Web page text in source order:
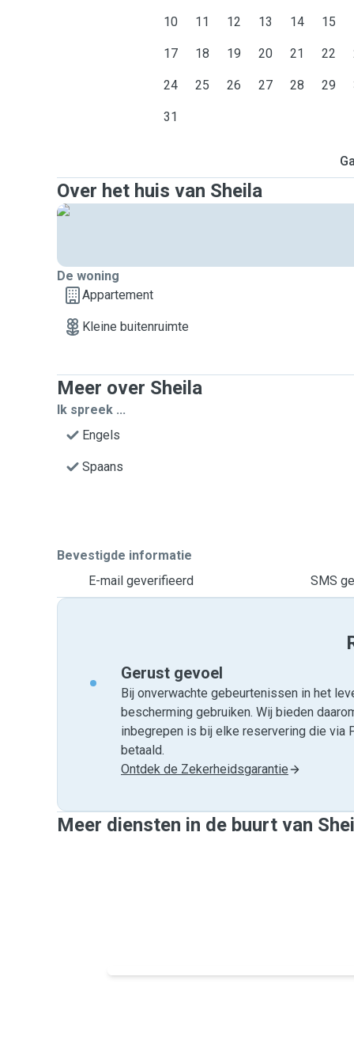
10 11 12 13 14 15
17 18 19 20 21 22
24 25 26 27 28 29
31
Over het huis van Sheila
De woning
Appartement
Kleine buitenruimte
Meer over Sheila
Ik spreek ...
Engels
Spaans
Bevestigde informatie
E-mail geverifieerd
SMS
Gerust gevoel
Bij onverwachte gebeurtenissen in het
bescherming gebruiken. Wij bieden
inbegrepen is bij elke reservering die via
betaald.
Ontdek de Zekerheidsgarantie
Meer diensten in de buurt van